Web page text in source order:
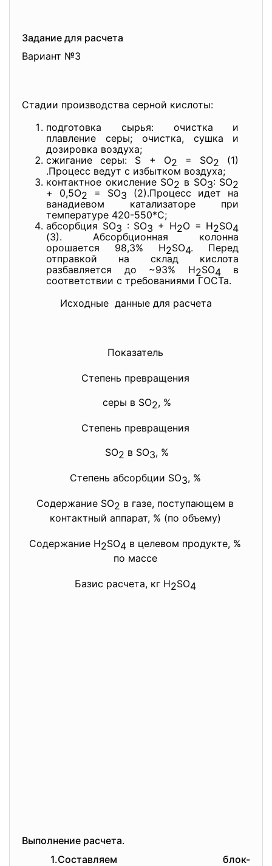
Задание для расчета
Вариант №3
Стадии производства серной кислоты:
подготовка сырья: очистка и
плавление серы; очистка, сушка и
дозировка воздуха;
сжигание серы: S + O2 = SO2 (1)
.Процесс ведут с избытком воздуха;
контактное окисление SO2 в SO3: SO2
+ 0,5O2 = SO3 (2).Процесс идет на
ванадиевом катализаторе при
температуре 420-550*С;
абсорбция SO3 : SO3 + H2O = H2SO4
(3). Абсорбционная колонна
орошается 98,3% H2SO4. Перед
отправкой на склад кислота
разбавляется до ~93% H2SO4 в
соответствии с требованиями ГОСТа.
Исходные данные для расчета
Показатель
Степень превращения
серы в SO2, %
Степень превращения
SO2 в SO3, %
Степень абсорбции SO3, %
Содержание SO2 в газе, поступающем в
контактный аппарат, % (по объему)
Содержание H2SO4 в целевом продукте, %
по массе
Базис расчета, кг H2SO4
Выполнение расчета.
1.Составляем блок-